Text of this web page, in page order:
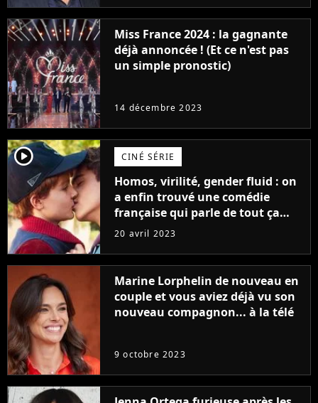
Miss France 2024 : la gagnante
déjà annoncée ! (Et ce n'est pas
un simple pronostic)
14 décembre 2023
player2 CINÉ SÉRIE
Homos, virilité, gender fluid : on
a enfin trouvé une comédie
française qui parle de tout ça
sans être super ringarde
20 avril 2023
Marine Lorphelin de nouveau en
couple et vous aviez déjà vu son
nouveau compagnon... à la télé
9 octobre 2023